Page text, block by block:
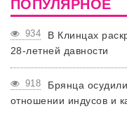
ПОПУЛЯРНОЕ
934
В Клинцах
28-летней давности
918
Брянца
отношении индусов и